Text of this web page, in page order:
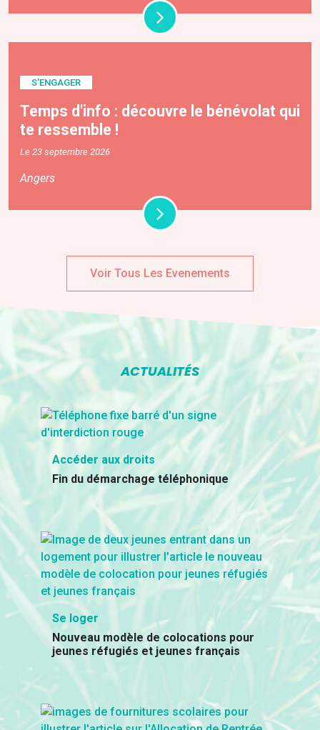
S'ENGAGER
Temps d'info : découvre le bénévolat qui
te ressemble !
Le 23 septembre 2026
Angers
Voir Tous Les Evenements
ACTUALITÉS
Accéder aux droits
Fin du démarchage téléphonique
Se loger
Nouveau modèle de colocations pour
jeunes réfugiés et jeunes français